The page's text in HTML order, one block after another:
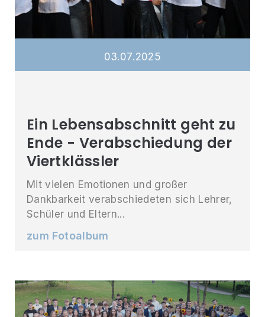
03.07.2025
Ein Lebensabschnitt geht zu
Ende - Verabschiedung der
Viertklässler
Mit vielen Emotionen und großer
Dankbarkeit verabschiedeten sich Lehrer,
Schüler und Eltern...
zum Fotoalbum